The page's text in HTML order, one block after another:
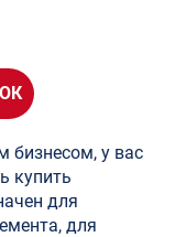
бизнесом, у вас
купить
для
для